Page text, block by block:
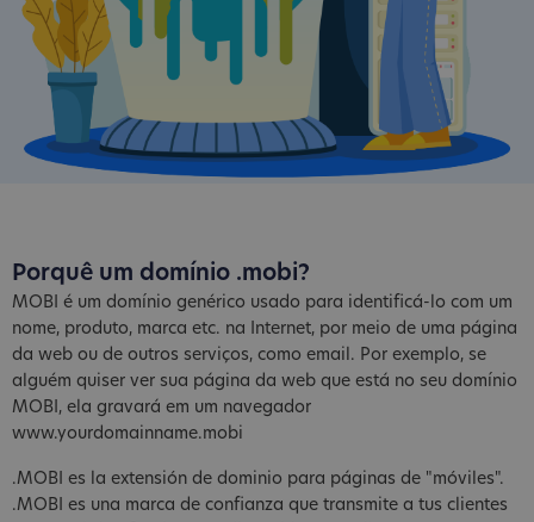
Porquê um domínio .mobi?
MOBI é um domínio genérico usado para identificá-lo com um
nome, produto, marca etc. na Internet, por meio de uma página
da web ou de outros serviços, como email. Por exemplo, se
alguém quiser ver sua página da web que está no seu domínio
MOBI, ela gravará em um navegador
www.yourdomainname.mobi
.MOBI es la extensión de dominio para páginas de "móviles".
.MOBI es una marca de confianza que transmite a tus clientes